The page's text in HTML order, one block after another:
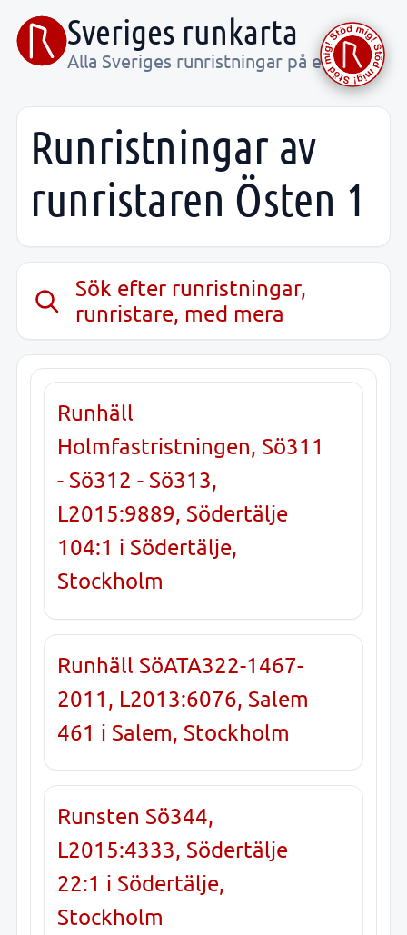
Sveriges runkarta
Alla Sveriges runristningar på ett ställe
Runristningar av
runristaren Östen 1
Sök efter runristningar,
runristare, med mera
Runhäll
Holmfastristningen, Sö311
- Sö312 - Sö313,
L2015:9889, Södertälje
104:1 i Södertälje,
Stockholm
Runhäll SöATA322-1467-
2011, L2013:6076, Salem
461 i Salem, Stockholm
Runsten Sö344,
L2015:4333, Södertälje
22:1 i Södertälje,
Stockholm